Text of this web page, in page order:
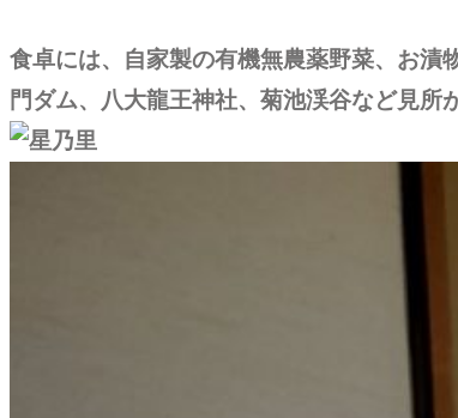
食卓には、自家製の有機無農薬野菜、お漬
門ダム、八大龍王神社、菊池渓谷など見所